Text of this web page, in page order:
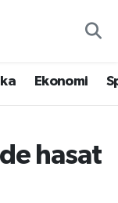
Ekonomi
hasat